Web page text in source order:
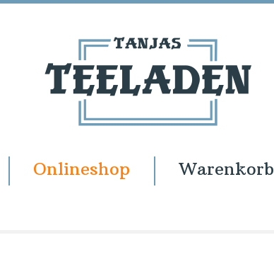
Onlineshop Warenkorb